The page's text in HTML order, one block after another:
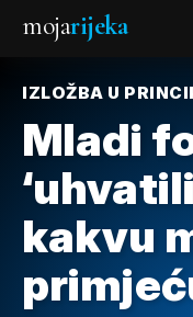
mojarijeka
IZLOŽBA U
Mladi
kakvu